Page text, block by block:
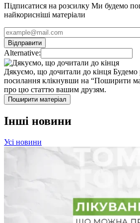
Підписатися на розсилку Ми будемо
найкорисніші матеріали
Alternative:
Дякуємо, що дочитали до кінця Будемо
посилання клікнувши на “Поширити
про цю статтю вашим друзям.
Поширити матеріал
Інші новини
Усі новини